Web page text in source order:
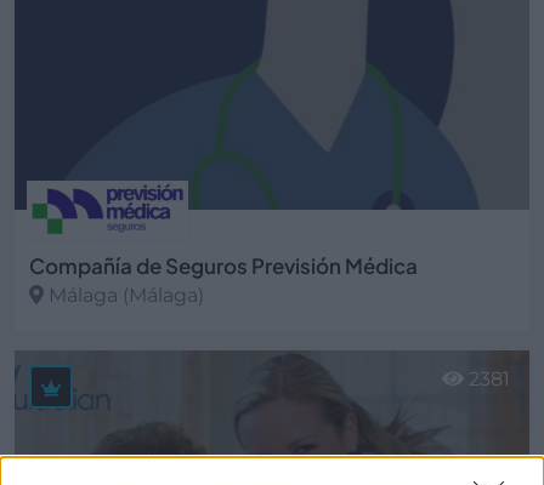
Compañía de Seguros Previsión Médica
Málaga (Málaga)
Ver más
2381